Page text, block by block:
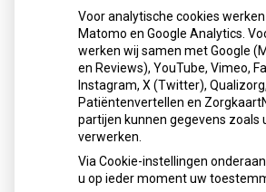
U heeft geen toestemming
externe inhouddie nodig is
zien.
Cookie-instellingen
Voor analytische cookies
Matomo en Google Analytics.
werken wij samen met Google
en Reviews), YouTube, Vimeo,
Instagram, X (Twitter), Qualizorg,
Patiëntenvertellen en
partijen kunnen gegevens zoals
verwerken.
Via Cookie-instellingen
u op ieder moment uw